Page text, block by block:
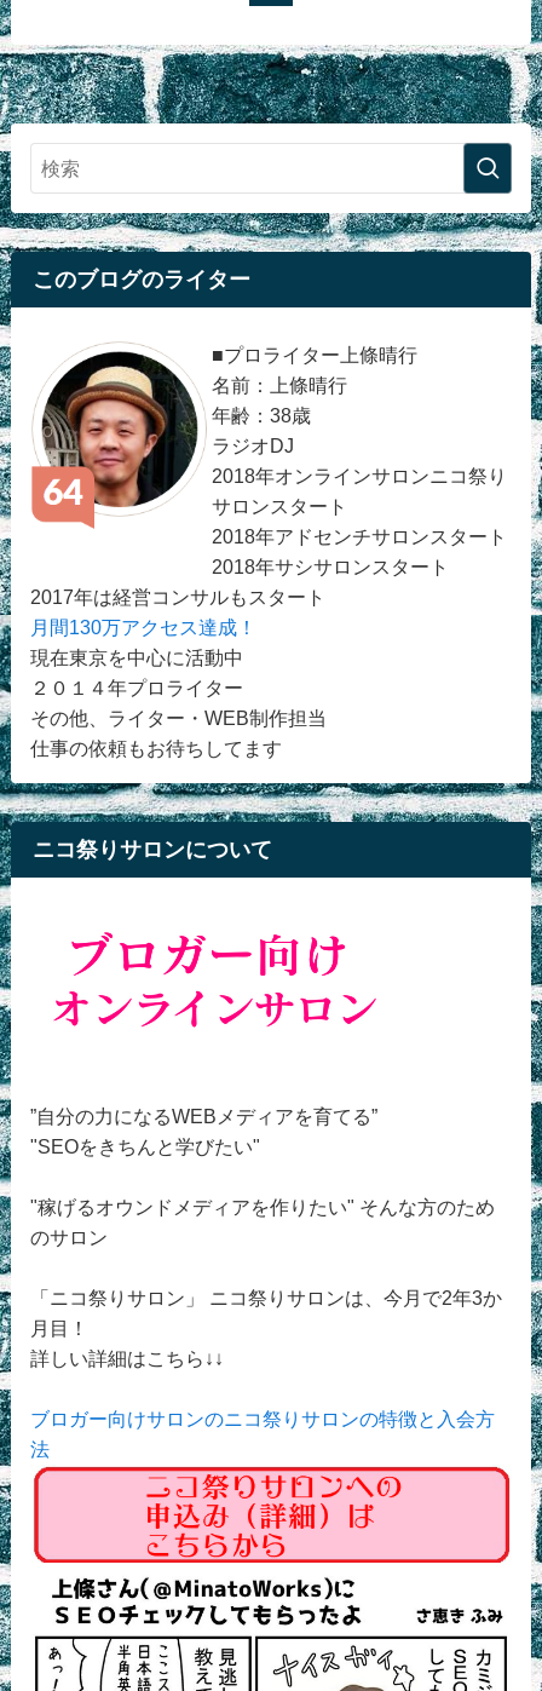
このブログのライター
■プロライター上條晴行
名前：上條晴行
年齢：38歳
ラジオDJ
2018年オンラインサロンニコ祭り
サロンスタート
2018年アドセンチサロンスタート
2018年サシサロンスタート
2017年は経営コンサルもスタート
月間130万アクセス達成！
現在東京を中心に活動中
２０１４年プロライター
その他、ライター・WEB制作担当
仕事の依頼もお待ちしてます
ニコ祭りサロンについて
”自分の力になるWEBメディアを育てる”
"SEOをきちんと学びたい"
"稼げるオウンドメディアを作りたい" そんな方のため
のサロン
「ニコ祭りサロン」 ニコ祭りサロンは、今月で2年3か
月目！
詳しい詳細はこちら↓↓
ブロガー向けサロンのニコ祭りサロンの特徴と入会方
法